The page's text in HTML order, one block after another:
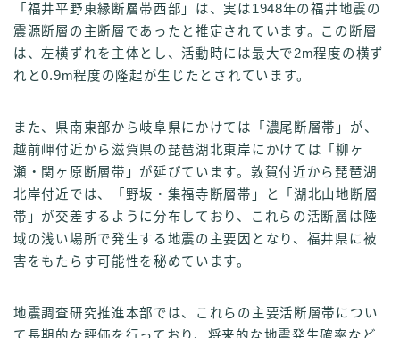
「福井平野東縁断層帯西部」は、実は1948年の福井地震の
震源断層の主断層であったと推定されています。この断層
は、左横ずれを主体とし、活動時には最大で2m程度の横ず
れと0.9m程度の隆起が生じたとされています。
また、県南東部から岐阜県にかけては「濃尾断層帯」が、
越前岬付近から滋賀県の琵琶湖北東岸にかけては「柳ヶ
瀬・関ヶ原断層帯」が延びています。敦賀付近から琵琶湖
北岸付近では、「野坂・集福寺断層帯」と「湖北山地断層
帯」が交差するように分布しており、これらの活断層は陸
域の浅い場所で発生する地震の主要因となり、福井県に被
害をもたらす可能性を秘めています。
地震調査研究推進本部では、これらの主要活断層帯につい